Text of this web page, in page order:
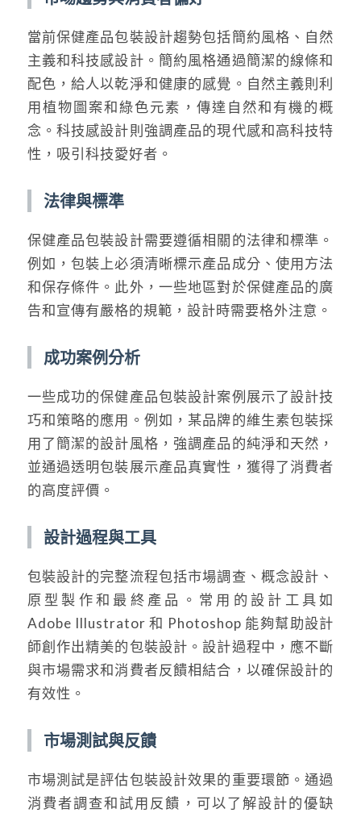
當前保健產品包裝設計趨勢包括簡約風格、自然
主義和科技感設計。簡約風格通過簡潔的線條和
配色，給人以乾淨和健康的感覺。自然主義則利
用植物圖案和綠色元素，傳達自然和有機的概
念。科技感設計則強調產品的現代感和高科技特
性，吸引科技愛好者。
法律與標準
保健產品包裝設計需要遵循相關的法律和標準。
例如，包裝上必須清晰標示產品成分、使用方法
和保存條件。此外，一些地區對於保健產品的廣
告和宣傳有嚴格的規範，設計時需要格外注意。
成功案例分析
一些成功的保健產品包裝設計案例展示了設計技
巧和策略的應用。例如，某品牌的維生素包裝採
用了簡潔的設計風格，強調產品的純淨和天然，
並通過透明包裝展示產品真實性，獲得了消費者
的高度評價。
設計過程與工具
包裝設計的完整流程包括市場調查、概念設計、
原型製作和最終產品。常用的設計工具如
Adobe Illustrator 和 Photoshop 能夠幫助設計
師創作出精美的包裝設計。設計過程中，應不斷
與市場需求和消費者反饋相結合，以確保設計的
有效性。
市場測試與反饋
市場測試是評估包裝設計效果的重要環節。通過
消費者調查和試用反饋，可以了解設計的優缺